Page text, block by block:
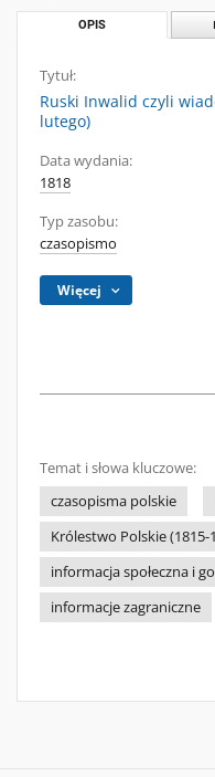
OPIS
Tytuł:
Ruski Inwalid czyli
lutego)
Data wydania:
1818
Typ zasobu:
czasopismo
Więcej
Temat i słowa kluczowe:
czasopisma polskie
Królestwo Polskie (1815-
informacja społeczna i
informacje zagraniczne